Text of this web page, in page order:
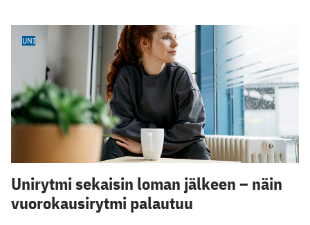
UNI
Unirytmi sekaisin loman jälkeen – näin
vuorokausirytmi palautuu